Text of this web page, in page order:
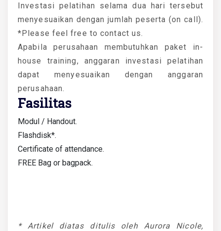
Investasi pelatihan selama dua hari tersebut
menyesuaikan dengan jumlah peserta (on call).
*Please feel free to contact us.
Apabila perusahaan membutuhkan paket in-
house training, anggaran investasi pelatihan
dapat menyesuaikan dengan anggaran
perusahaan.
Fasilitas
Modul / Handout.
Flashdisk*.
Certificate of attendance.
FREE Bag or bagpack.
* Artikel diatas ditulis oleh Aurora Nicole,